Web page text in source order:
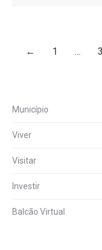
← 1 …
Município
Viver
Visitar
Investir
Balcão Virtual